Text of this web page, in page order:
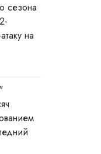
сезона
на